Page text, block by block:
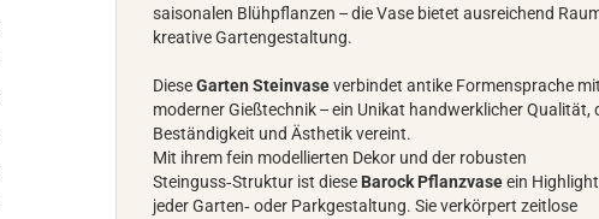
saisonalen Blühpflanzen – die Vase bietet ausreichend
kreative Gartengestaltung.
DieseGarten Steinvaseverbindet antike Formensprache mit
moderner Gießtechnik – ein Unikat handwerklicher Qualität,
Beständigkeit und Ästhetik vereint.
Mit ihrem fein modellierten Dekor und der robusten
Steinguss‑Struktur ist diese Barock Pflanzvaseein Highlight
jeder Garten‑ oder Parkgestaltung. Sie verkörpert zeitlose